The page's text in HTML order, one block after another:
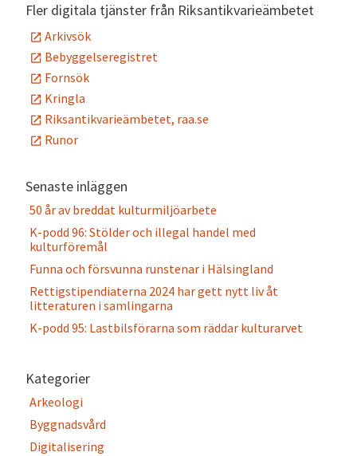
Fler digitala tjänster från Riksantikvarieämbetet
Arkivsök
Bebyggelseregistret
Fornsök
Kringla
Riksantikvarieämbetet, raa.se
Runor
Senaste inläggen
50 år av breddat kulturmiljöarbete
K-podd 96: Stölder och illegal handel med
kulturföremål
Funna och försvunna runstenar i Hälsingland
Rettigstipendiaterna 2024 har gett nytt liv åt
litteraturen i samlingarna
K-podd 95: Lastbilsförarna som räddar kulturarvet
Kategorier
Arkeologi
Byggnadsvård
Digitalisering